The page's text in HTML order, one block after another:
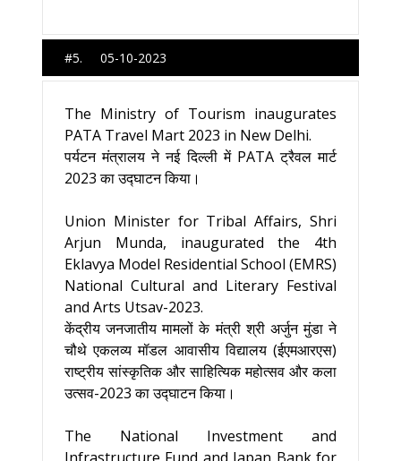
#5. 05-10-2023
The Ministry of Tourism inaugurates
PATA Travel Mart 2023 in New Delhi.
पर्यटन मंत्रालय ने नई दिल्ली में PATA ट्रैवल मार्ट
2023 का उद्घाटन किया।
Union Minister for Tribal Affairs, Shri
Arjun Munda, inaugurated the 4th
Eklavya Model Residential School (EMRS)
National Cultural and Literary Festival
and Arts Utsav-2023.
केंद्रीय जनजातीय मामलों के मंत्री श्री अर्जुन मुंडा ने
चौथे एकलव्य मॉडल आवासीय विद्यालय (ईएमआरएस)
राष्ट्रीय सांस्कृतिक और साहित्यिक महोत्सव और कला
उत्सव-2023 का उद्घाटन किया।
The National Investment and